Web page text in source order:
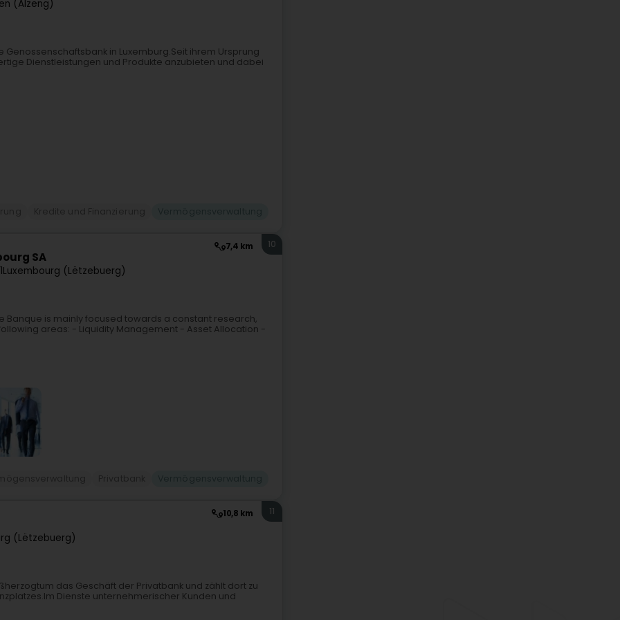
(Alzeng)
in Luxemburg.Seit ihrem Ursprung
Dienstleistungen und Produkte anzubieten und dabei
7,4 km
SA
Luxembourg (Lëtzebuerg)
10
Banque is mainly focused towards a constant research,
areas: - Liquidity Management - Asset Allocation -
10,8 km
(Lëtzebuerg)
11
das Geschäft der Privatbank und zählt dort zu
Dienste unternehmerischer Kunden und